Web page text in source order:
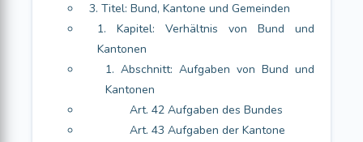
3. Titel: Bund, Kantone und Gemeinden
1. Kapitel: Verhältnis von Bund und
Kantonen
1. Abschnitt: Aufgaben von Bund und
Kantonen
Art. 42 Aufgaben des Bundes
Art. 43 Aufgaben der Kantone